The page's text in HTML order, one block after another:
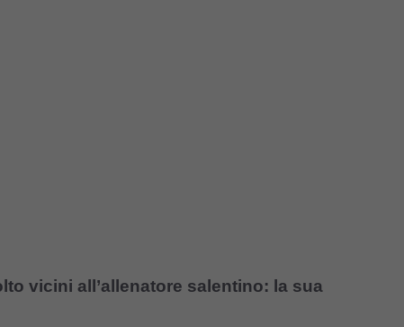
vicini all’allenatore salentino: la sua